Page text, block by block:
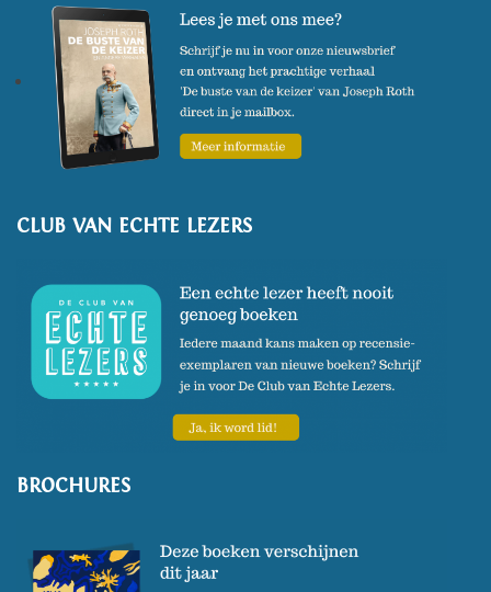
CLUB VAN ECHTE LEZERS
BROCHURES